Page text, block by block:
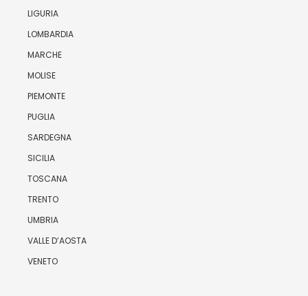
LIGURIA
LOMBARDIA
MARCHE
MOLISE
PIEMONTE
PUGLIA
SARDEGNA
SICILIA
TOSCANA
TRENTO
UMBRIA
VALLE D’AOSTA
VENETO